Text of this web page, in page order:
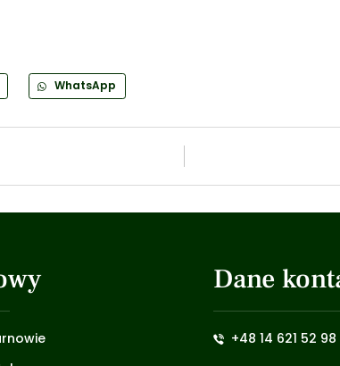
WhatsApp
Dane
+48 14 621 52 98